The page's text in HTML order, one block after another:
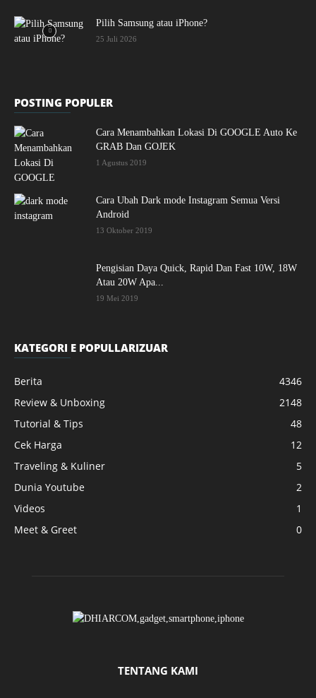
Pilih Samsung atau iPhone?
25 Juli 2026
POSTING POPULER
Cara Menambahkan Lokasi Di GOOGLE Auto Ke
GRAB Dan GOJEK
1 Agustus 2019
Cara Ubah Dark mode Instagram Semua Versi
Android
13 Oktober 2019
Pengisian Daya Quick, Rapid Dan Fast 10W, 18W
Atau 20W Apa...
19 Mei 2019
KATEGORI E POPULLARIZUAR
Berita
4346
Review & Unboxing
2148
Tutorial & Tips
48
Cek Harga
12
Traveling & Kuliner
5
Dunia Youtube
2
Videos
1
Meet & Greet
0
TENTANG KAMI